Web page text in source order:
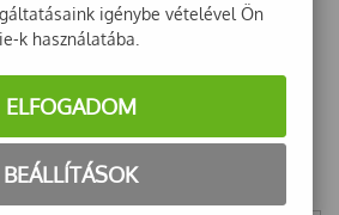
igénybe vételével Ön
k használatába.
ELFOGADOM
BEÁLLÍTÁSOK